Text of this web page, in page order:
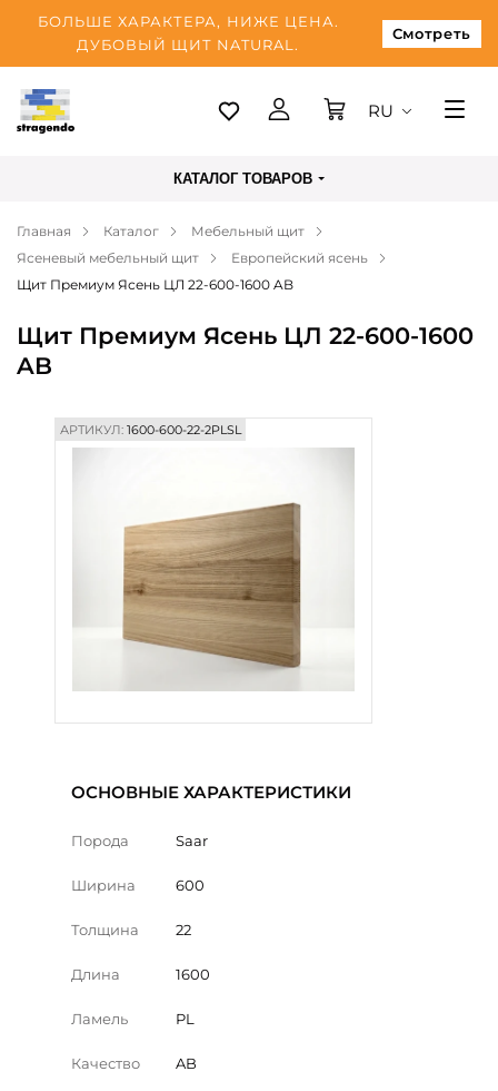
БОЛЬШЕ ХАРАКТЕРА, НИЖЕ ЦЕНА.
ДУБОВЫЙ ЩИТ NATURAL.
Смотреть
Таллинн
Оплата
О нас
Блог
Контакты
RU
КАТАЛОГ ТОВАРОВ
Главная Каталог
Мебельный щит
Ясеневый мебельный щит
Европейский ясень
Щит Премиум Ясень ЦЛ 22-600-1600 AB
Щит Премиум Ясень ЦЛ 22-600-1600
AB
АРТИКУЛ:1600-600-22-2PLSL
ОСНОВНЫЕ ХАРАКТЕРИСТИКИ
Порода Saar
Ширина 600
Толщина 22
Длина 1600
Ламель PL
Качество AB